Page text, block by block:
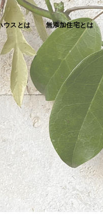
ウスとは 無添加住宅とは